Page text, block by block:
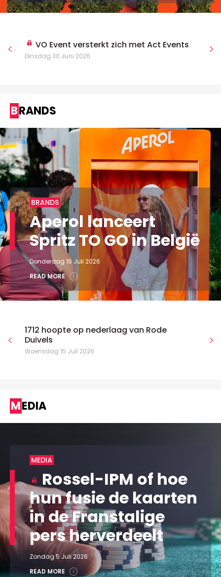
VO Event versterkt zich met Act Events
Dinsdag 30 Juni 2026
BRANDS
BRANDS
Aperol lanceert
Spritz TO GO in België
Donderdag 16 Juli 2026
READ MORE
1712 hoopte op nederlaag van Rode
Duivels
Woensdag 15 Juli 2026
MEDIA
MEDIA
Rossel-IPM of hoe
hun fusie de kaarten
in de Franstalige
pers herverdeelt
Zondag 5 Juli 2026
READ MORE